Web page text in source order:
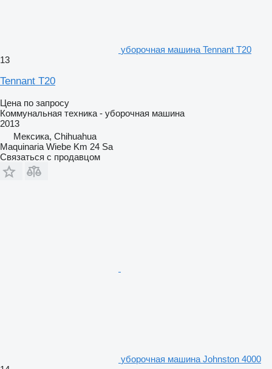
уборочная машина Tennant T20
13
Tennant T20
Цена по запросу
Коммунальная техника - уборочная машина
2013
Мексика, Chihuahua
Maquinaria Wiebe Km 24 Sa
Связаться с продавцом
уборочная машина Johnston 4000